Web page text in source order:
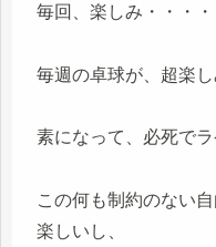
毎回、楽しみ・・・
毎週の卓球が、超楽し
素になって、必死で
この何も制約のない
楽しいし、